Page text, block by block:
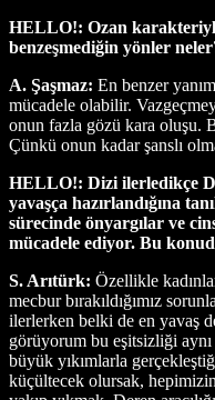
HELLO!: Ozan
benzeşmediğin yönler
A. Şaşmaz: En benzer
mücadele olabilir.
onun fazla gözü kara oluşu.
Çünkü onun kadar şanslı
HELLO!: Dizi ilerledikçe
yavaşça hazırlandığına
sürecinde önyargılar ve
mücadele ediyor. Bu
S. Arıtürk: Özellikle
mecbur bırakıldığımız
ilerlerken belki de en yavaş
görüyorum bu eşitsizliği
büyük yıkımlarla
küçültecek olursak,